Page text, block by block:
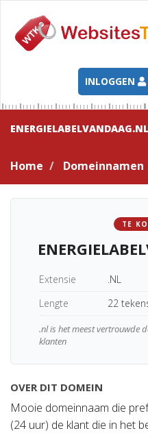
INLOGGEN
ENERGIELABELVANDAAG.NL
Home Domeinnamen
TE
Extensie
.NL
Lengte
22
.nl is het meest vertrouwde
klanten
OVER DIT DOMEIN
Mooie domeinnaam die
(24 uur) de klant die in het